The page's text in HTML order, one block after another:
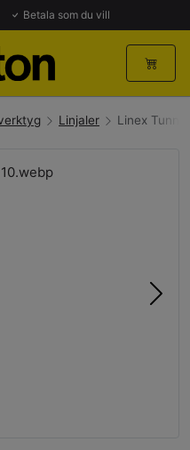
Betala som du vill
Linjaler Linex Tunn
Nästa